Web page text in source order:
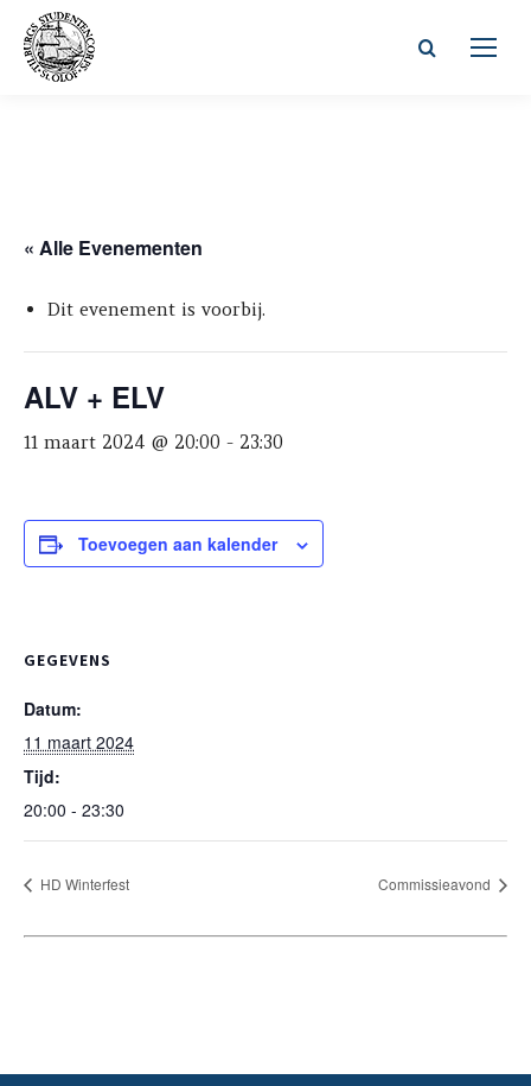
Zoeken:
« Alle Evenementen
Dit evenement is voorbij.
ALV + ELV
11 maart 2024 @ 20:00 - 23:30
Toevoegen aan kalender
GEGEVENS
Datum:
11 maart 2024
Tijd:
20:00 - 23:30
HD Winterfest Commissieavond